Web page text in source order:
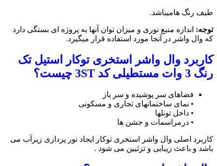
طیف رنگ هامیباشد.
توجه: اندازه منبع نوری و میزان توان آنها به پروژه ای بستگی دارد
که وال واشر در آنجا مورد استفاده قرار میگیرد.
کاربرد وال واشر استخری توکار استیل تک
رنگ 3 وات مستطیلی کد 3ST چیست؟
فضاهای سر پوشیده و سر باز
• نمای ساختمانهای تجاری و مسکونی
• داخل تونلها
• درمراسمات و جشن ها
کاربرد اصلی وال واشر استخری توکار ایجاد نور پردازی زیرآب می
باشد و باعث زیبایی و تزئیین می شود .